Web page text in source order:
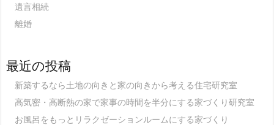
遺言相続
離婚
最近の投稿
新築するなら土地の向きと家の向きから考える住宅研究室
高気密・高断熱の家で家事の時間を半分にする家づくり研究室
お風呂をもっとリラクゼーションルームにする家づくり